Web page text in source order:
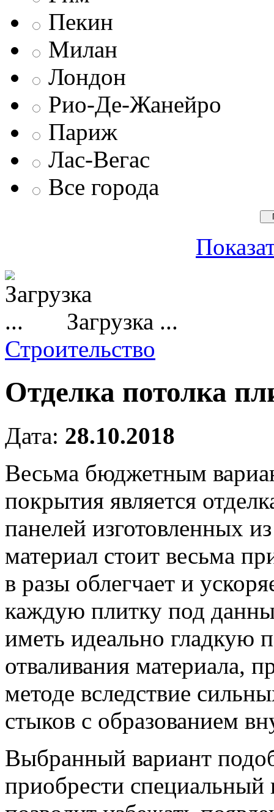
Пекин
Милан
Лондон
Рио-Де-Жанейро
Париж
Лас-Вегас
Все города
Загрузка ...
Строительство
Отделка потолка
Дата: 28.10.2018
Весьма бюджетным
покрытия является
панелей изготовленных
материал стоит весьма
в разы облегчает и
каждую плитку под
иметь идеально гладкую
отваливания материала,
методе вследствие
стыков с образованием
Выбранный вариант
приобрести